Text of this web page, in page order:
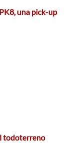
una pick-up
todoterreno